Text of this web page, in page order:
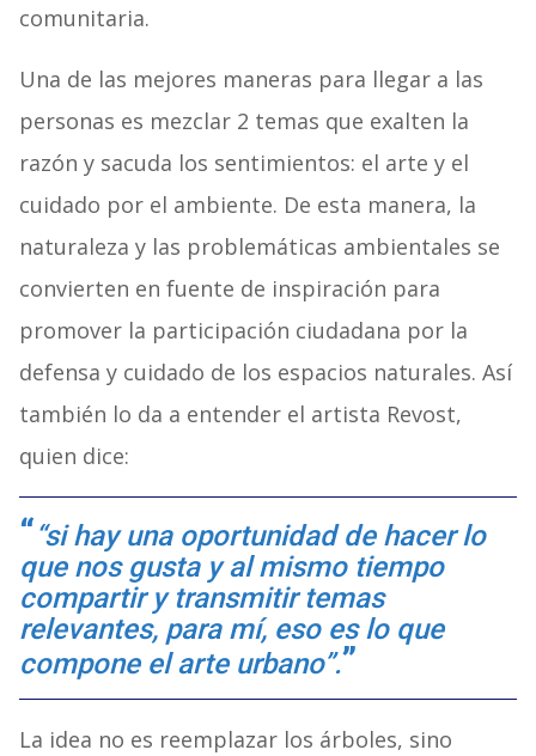
comunitaria.
Una de las mejores maneras para llegar a las
personas es mezclar 2 temas que exalten la
razón y sacuda los sentimientos: el arte y el
cuidado por el ambiente. De esta manera, la
naturaleza y las problemáticas ambientales se
convierten en fuente de inspiración para
promover la participación ciudadana por la
defensa y cuidado de los espacios naturales. Así
también lo da a entender el artista Revost,
quien dice:
“si hay una oportunidad de hacer lo
que nos gusta y al mismo tiempo
compartir y transmitir temas
relevantes, para mí, eso es lo que
compone el arte urbano”.
La idea no es reemplazar los árboles, sino